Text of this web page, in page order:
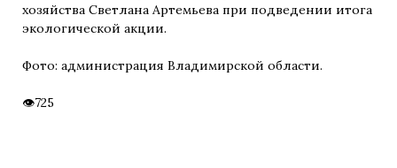
хозяйства Светлана Артемьева при подведении итога
экологической акции.
Фото: администрация Владимирской области.
725